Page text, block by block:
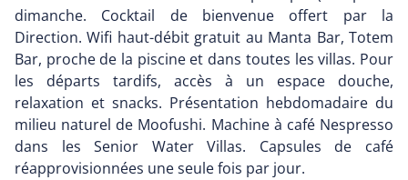
dimanche. Cocktail de bienvenue offert par la
Direction. Wifi haut-débit gratuit au Manta Bar, Totem
Bar, proche de la piscine et dans toutes les villas. Pour
les départs tardifs, accès à un espace douche,
relaxation et snacks. Présentation hebdomadaire du
milieu naturel de Moofushi. Machine à café Nespresso
dans les Senior Water Villas. Capsules de café
réapprovisionnées une seule fois par jour.